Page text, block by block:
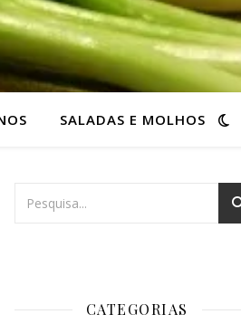
SALADAS E MOLHOS
CATEGORIAS